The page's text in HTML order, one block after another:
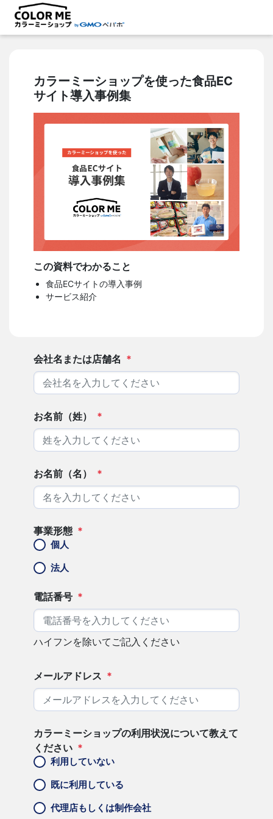
カラーミーショップを使った食品EC
サイト導入事例集
この資料でわかること
食品ECサイトの導入事例
サービス紹介
会社名または店舗名 *
お名前（姓） *
お名前（名） *
事業形態 *
個人
法人
電話番号 *
ハイフンを除いてご記入ください
メールアドレス *
カラーミーショップの利用状況について教えて
ください *
利用していない
既に利用している
代理店もしくは制作会社